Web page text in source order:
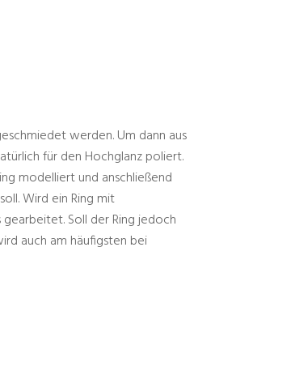
werden. Um dann aus
für den Hochglanz poliert.
modelliert und anschließend
Wird ein Ring mit
Soll der Ring jedoch
auch am häufigsten bei